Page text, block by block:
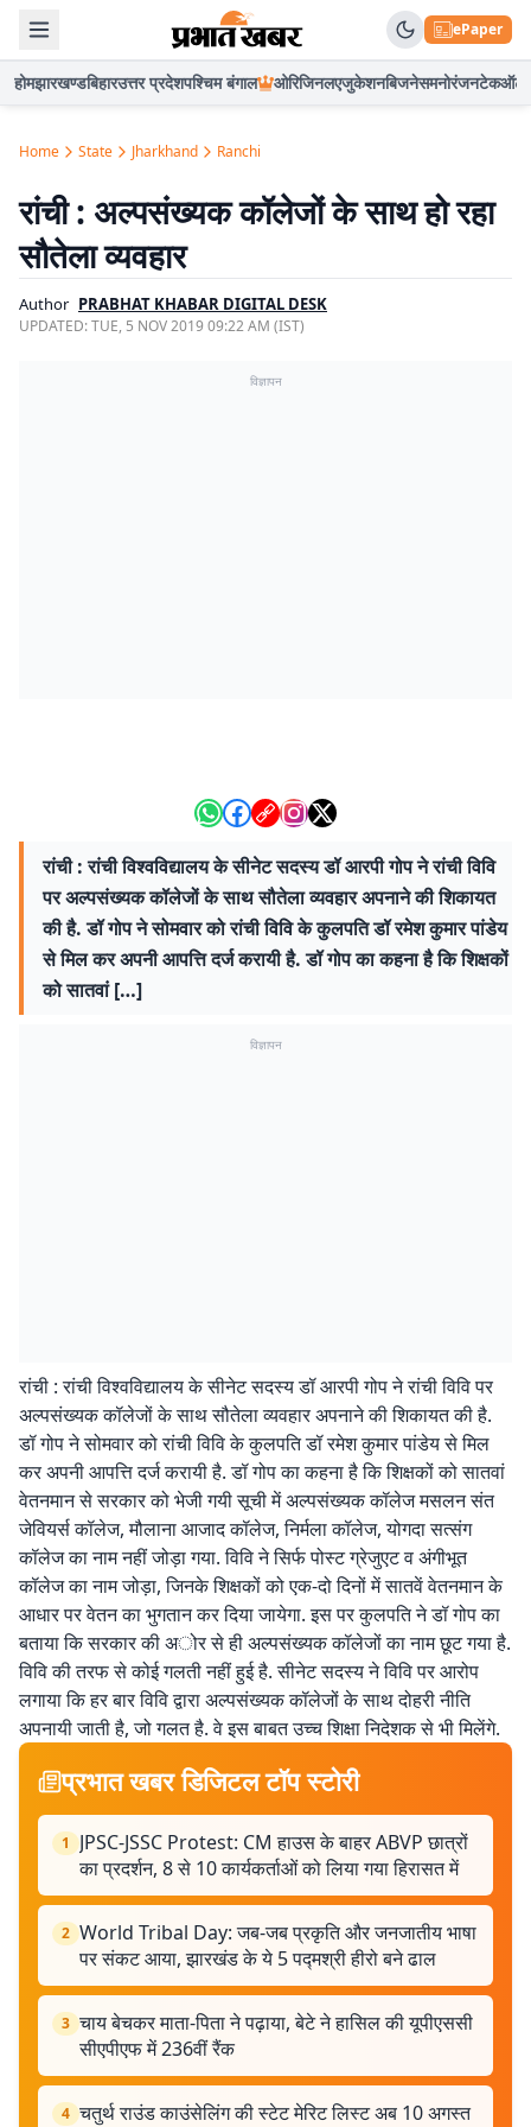
ePaper
होमझारखण्डबिहारउत्तर प्रदेशपश्चिम बंगाल ओरिजिनलएजुकेशनबिजनेसमनोरंजनटेकऑटो
Home State Jharkhand Ranchi
रांची : अल्पसंख्यक कॉलेजों के साथ हो रहा
सौतेला व्यवहार
Author PRABHAT KHABAR DIGITAL DESK
UPDATED:TUE, 5 NOV 2019 09:22 AM (IST)
विज्ञापन
रांची : रांची विश्वविद्यालय के सीनेट सदस्य डॉ आरपी गोप ने रांची विवि
पर अल्पसंख्यक कॉलेजों के साथ सौतेला व्यवहार अपनाने की शिकायत
की है. डॉ गोप ने सोमवार को रांची विवि के कुलपति डॉ रमेश कुमार पांडेय
से मिल कर अपनी आपत्ति दर्ज करायी है. डॉ गोप का कहना है कि शिक्षकों
को सातवां […]
विज्ञापन
रांची : रांची विश्वविद्यालय के सीनेट सदस्य डॉ आरपी गोप ने रांची विवि पर
अल्पसंख्यक कॉलेजों के साथ सौतेला व्यवहार अपनाने की शिकायत की है.
डॉ गोप ने सोमवार को रांची विवि के कुलपति डॉ रमेश कुमार पांडेय से मिल
कर अपनी आपत्ति दर्ज करायी है. डॉ गोप का कहना है कि शिक्षकों को सातवां
वेतनमान से सरकार को भेजी गयी सूची में अल्पसंख्यक कॉलेज मसलन संत
जेवियर्स कॉलेज, मौलाना आजाद कॉलेज, निर्मला कॉलेज, योगदा सत्संग
कॉलेज का नाम नहीं जोड़ा गया. विवि ने सिर्फ पोस्ट ग्रेजुएट व अंगीभूत
कॉलेज का नाम जोड़ा, जिनके शिक्षकों को एक-दो दिनों में सातवें वेतनमान के
आधार पर वेतन का भुगतान कर दिया जायेगा. इस पर कुलपति ने डॉ गोप का
बताया कि सरकार की अोर से ही अल्पसंख्यक कॉलेजों का नाम छूट गया है.
विवि की तरफ से कोई गलती नहीं हुई है. सीनेट सदस्य ने विवि पर आरोप
लगाया कि हर बार विवि द्वारा अल्पसंख्यक कॉलेजों के साथ दोहरी नीति
अपनायी जाती है, जो गलत है. वे इस बाबत उच्च शिक्षा निदेशक से भी मिलेंगे.
प्रभात खबर डिजिटल टॉप स्टोरी
1
JPSC-JSSC Protest: CM हाउस के बाहर ABVP छात्रों
का प्रदर्शन, 8 से 10 कार्यकर्ताओं को लिया गया हिरासत में
2 World Tribal Day: जब-जब प्रकृति और जनजातीय भाषा
पर संकट आया, झारखंड के ये 5 पद्मश्री हीरो बने ढाल
3 चाय बेचकर माता-पिता ने पढ़ाया, बेटे ने हासिल की यूपीएससी
सीएपीएफ में 236वीं रैंक
4 चतुर्थ राउंड काउंसेलिंग की स्टेट मेरिट लिस्ट अब 10 अगस्त